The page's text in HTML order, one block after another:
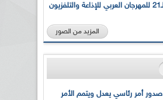
بالصور... الدورة الـ21 للمهرجان العربي للإذاعة والتلفزيون
المزيد من الصور
صدور أمر رئاسي يعدل ويتمم الأمر